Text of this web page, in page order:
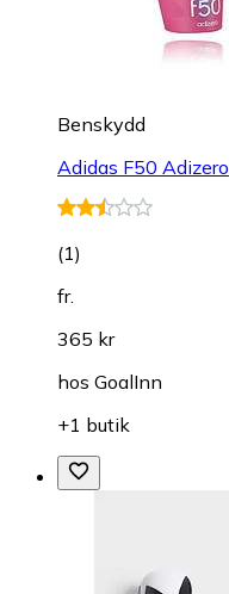
Benskydd
Adidas F50 Adizero
(1)
fr.
365 kr
hos GoalInn
+1 butik